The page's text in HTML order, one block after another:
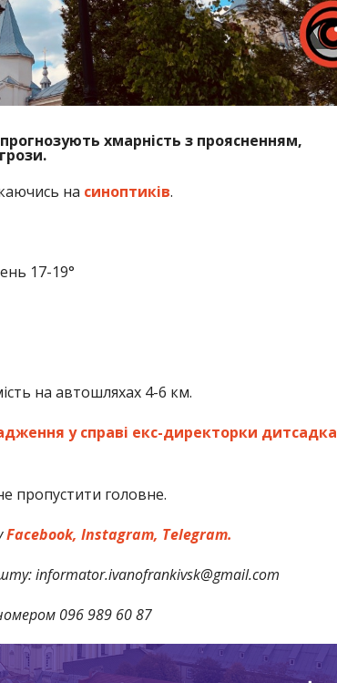
хмарність з проясненням,
на синоптиків.
17-19°
на автошляхах 4-6 км.
у справі екс-директорки дитсадка
пропустити головне.
Facebook, Instagram, Telegram.
informator.ivanofrankivsk@gmail.com
096 989 60 87